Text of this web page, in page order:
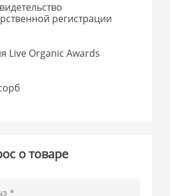
регистрации
Live Organic Awards
о товаре